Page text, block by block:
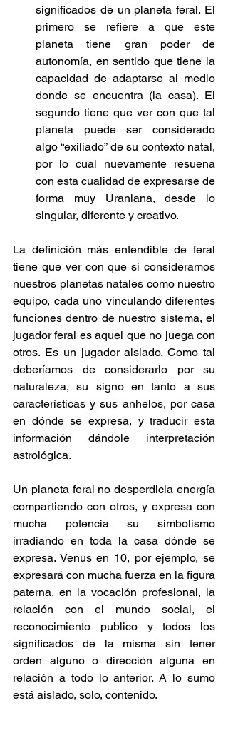
significados de un planeta feral. El
primero se refiere a que este
planeta tiene gran poder de
autonomía, en sentido que tiene la
capacidad de adaptarse al medio
donde se encuentra (la casa). El
segundo tiene que ver con que tal
planeta puede ser considerado
algo “exiliado” de su contexto natal,
por lo cual nuevamente resuena
con esta cualidad de expresarse de
forma muy Uraniana, desde lo
singular, diferente y creativo.
La definición más entendible de feral
tiene que ver con que si consideramos
nuestros planetas natales como nuestro
equipo, cada uno vinculando diferentes
funciones dentro de nuestro sistema, el
jugador feral es aquel que no juega con
otros. Es un jugador aislado. Como tal
deberíamos de considerarlo por su
naturaleza, su signo en tanto a sus
características y sus anhelos, por casa
en dónde se expresa, y traducir esta
información dándole interpretación
astrológica.
Un planeta feral no desperdicia energía
compartiendo con otros, y expresa con
mucha potencia su simbolismo
irradiando en toda la casa dónde se
expresa. Venus en 10, por ejemplo, se
expresará con mucha fuerza en la figura
paterna, en la vocación profesional, la
relación con el mundo social, el
reconocimiento publico y todos los
significados de la misma sin tener
orden alguno o dirección alguna en
relación a todo lo anterior. A lo sumo
está aislado, solo, contenido.